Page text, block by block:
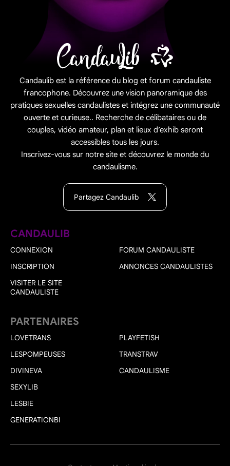
Candaulib est la référence du blog et forum candauliste
francophone. Découvrez une vision panoramique des
pratiques sexuelles candaulistes et intégrez une communauté
ouverte et curieuse.. Recherche de célibataires ou de
couples, vidéo amateur, plan et lieux d’exhib seront
accessibles tous les jours.
Inscrivez-vous sur notre site et découvrez le monde du
candaulisme.
Partagez Candaulib
CANDAULIB
CONNEXION
INSCRIPTION
VISITER LE SITE
CANDAULISTE
FORUM CANDAULISTE
ANNONCES CANDAULISTES
PARTENAIRES
LOVETRANS
LESPOMPEUSES
DIVINEVA
SEXYLIB
LESBIE
GENERATIONBI
PLAYFETISH
TRANSTRAV
CANDAULISME